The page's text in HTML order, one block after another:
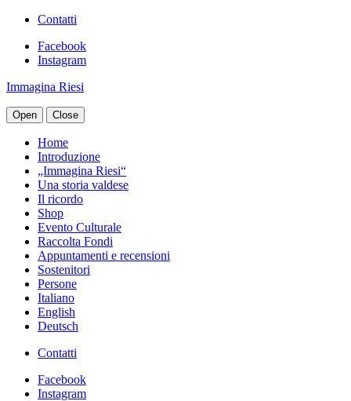
Contatti
Facebook
Instagram
Immagina Riesi
Open Close
Home
Introduzione
„Immagina Riesi“
Una storia valdese
Il ricordo
Shop
Evento Culturale
Raccolta Fondi
Appuntamenti e recensioni
Sostenitori
Persone
Italiano
English
Deutsch
Contatti
Facebook
Instagram